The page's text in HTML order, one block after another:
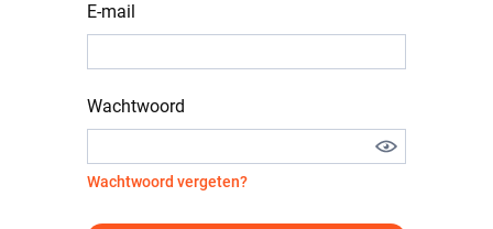
E-mail
Wachtwoord
Wachtwoord vergeten?